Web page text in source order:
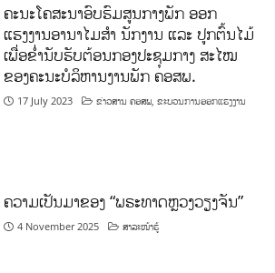
ຄະນະໂຄສະນາອົບຮົມສູນກາງພັກ ອອກ
ແຮງງານອານາໄມສໍາ ນັກງານ ແລະ ປູກຕົ້ນໄມ້
ເພື່ອຂໍ່ານັບຮັບຕ້ອນກອງປະຊຸມກາງ ສະໄໝ
ຂອງຄະນະບໍລິຫານງານພັກ ຄອສພ.
17 July 2023 ຂ່າວສານ ຄອສພ ,ຂະບວນການອອກແຮງງານ
ຄວາມເປັນມາຂອງ “ພຣະທາດຫຼວງວຽງຈັນ”
4 November 2025 ສາລະໜ້າຮູ້